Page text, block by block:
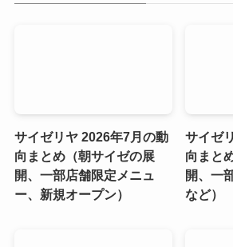
サイゼリヤ 2026年7月の動
向まとめ（朝サイゼの展
開、一部店舗限定メニュ
ー、新規オープン）
サイゼ
向まと
開、一
など）